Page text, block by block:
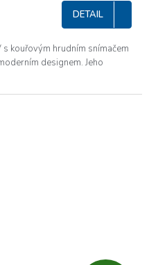
A
DETAIL
kouřovým hrudním snímačem
designem. Jeho